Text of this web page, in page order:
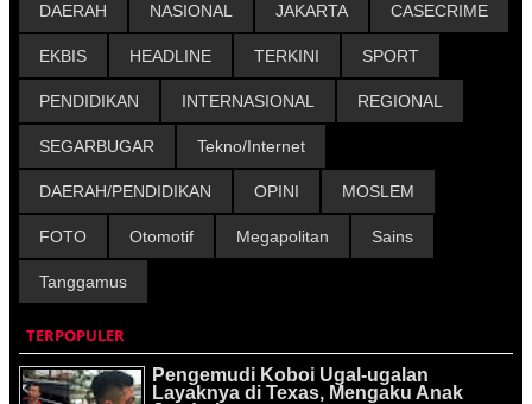
DAERAH NASIONAL JAKARTA CASECRIME
EKBIS HEADLINE TERKINI SPORT
PENDIDIKAN INTERNASIONAL REGIONAL
SEGARBUGAR Tekno/Internet
DAERAH/PENDIDIKAN OPINI MOSLEM
FOTO Otomotif Megapolitan Sains
Tanggamus
TERPOPULER
Pengemudi Koboi Ugal-ugalan
Layaknya di Texas, Mengaku Anak